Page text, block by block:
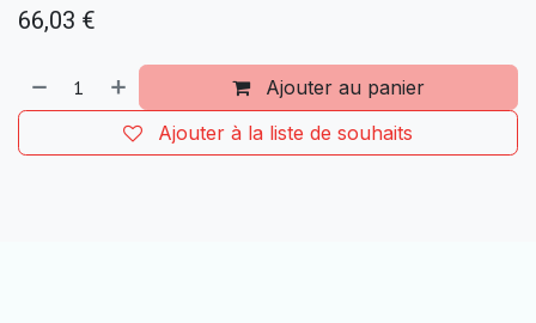
66,03 €
Ajouter au panier
Ajouter à la liste de souhaits